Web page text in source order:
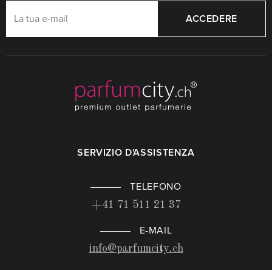
ACCEDERE
SERVIZIO D'ASSISTENZA
TELEFONO
+41 71 511 21 37
E-MAIL
info@parfumcity.ch